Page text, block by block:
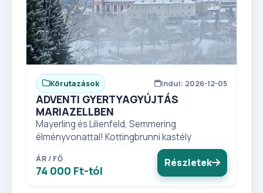
Körutazások Indul: 2026-12-05
ADVENTI GYERTYAGYÚJTÁS
MARIAZELLBEN
Mayerling és Lilienfeld, Semmering
élményvonattal! Kottingbrunni kastély
ÁR / FŐ
74 000 Ft-tól
Részletek